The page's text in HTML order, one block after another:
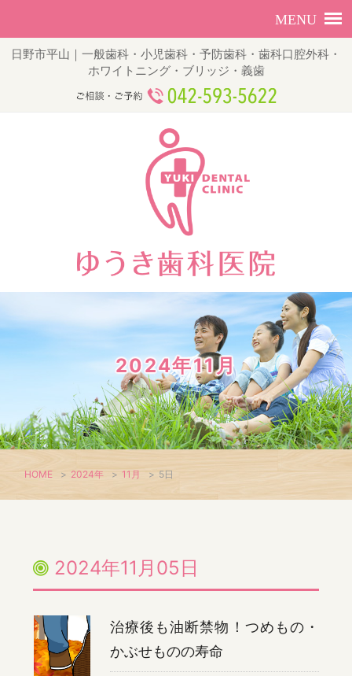
日野市平山｜一般歯科・小児歯科・予防歯科・歯科口腔外科・
ホワイトニング・ブリッジ・義歯
2024年11月
HOME > 2024年 > 11月 > 5日
2024年11月05日
治療後も油断禁物！つめもの・
かぶせものの寿命